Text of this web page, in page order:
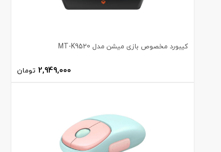
کیبورد مخصوص بازی میشن مدل MT-K9520
2,949,000 تومان